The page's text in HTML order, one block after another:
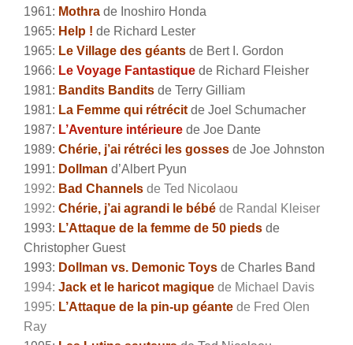
1961: Mothra de Inoshiro Honda
1965: Help ! de Richard Lester
1965: Le Village des géants de Bert I. Gordon
1966: Le Voyage Fantastique de Richard Fleisher
1981: Bandits Bandits de Terry Gilliam
1981: La Femme qui rétrécit de Joel Schumacher
1987: L’Aventure intérieure de Joe Dante
1989: Chérie, j’ai rétréci les gosses de Joe Johnston
1991: Dollman d’Albert Pyun
1992: Bad Channels de Ted Nicolaou
1992: Chérie, j’ai agrandi le bébé de Randal Kleiser
1993: L’Attaque de la femme de 50 pieds de
Christopher Guest
1993: Dollman vs. Demonic Toys de Charles Band
1994: Jack et le haricot magique de Michael Davis
1995: L’Attaque de la pin-up géante de Fred Olen
Ray